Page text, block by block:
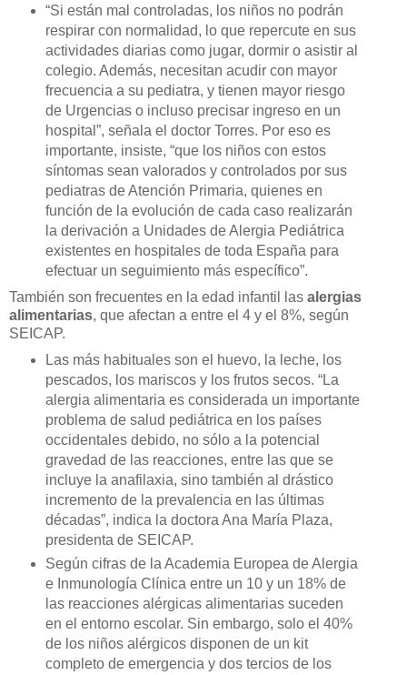
“Si están mal controladas, los niños no podrán
respirar con normalidad, lo que repercute en sus
actividades diarias como jugar, dormir o asistir al
colegio. Además, necesitan acudir con mayor
frecuencia a su pediatra, y tienen mayor riesgo
de Urgencias o incluso precisar ingreso en un
hospital”, señala el doctor Torres. Por eso es
importante, insiste, “que los niños con estos
síntomas sean valorados y controlados por sus
pediatras de Atención Primaria, quienes en
función de la evolución de cada caso realizarán
la derivación a Unidades de Alergia Pediátrica
existentes en hospitales de toda España para
efectuar un seguimiento más específico”.
También son frecuentes en la edad infantil las alergias
alimentarias, que afectan a entre el 4 y el 8%, según
SEICAP.
Las más habituales son el huevo, la leche, los
pescados, los mariscos y los frutos secos. “La
alergia alimentaria es considerada un importante
problema de salud pediátrica en los países
occidentales debido, no sólo a la potencial
gravedad de las reacciones, entre las que se
incluye la anafilaxia, sino también al drástico
incremento de la prevalencia en las últimas
décadas”, indica la doctora Ana María Plaza,
presidenta de SEICAP.
Según cifras de la Academia Europea de Alergia
e Inmunología Clínica entre un 10 y un 18% de
las reacciones alérgicas alimentarias suceden
en el entorno escolar. Sin embargo, solo el 40%
de los niños alérgicos disponen de un kit
completo de emergencia y dos tercios de los